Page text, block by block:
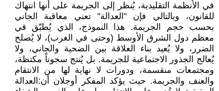
في الأنظمة التقليدية، يُنظر إلى الجريمة على أنها انتهاك
للقانون، وبالتالي فإن "العدالة" تعني معاقبة الجاني
بحسب حجم الجريمة. هذا النموذج، الذي يُطبّق في
معظم دول الشرق الأوسط (وحتى في الغرب)، لا يُصلح
الضرر، ولا يُعيد بناء العلاقة بين الضحية والجاني، ولا
يُعالج الجذور الاجتماعية للجريمة. بل يُنتج سجوناً مكتظة،
ومجتمعات منقسمة، ودورات لا نهاية لها من الانتقام
والعنف والجريمة. حيث يؤكد المفكر أوجلان أن:العدالة